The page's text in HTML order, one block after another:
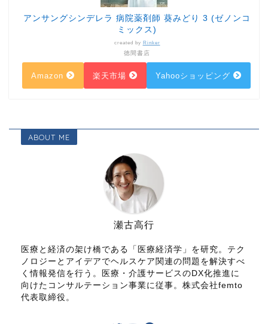
楽天市場 Yahooショッピング
ABOUT ME
瀬古高行
医療と経済の架け橋である「医療経済学」を研究。テク
ノロジーとアイデアでヘルスケア関連の問題を解決すべ
く情報発信を行う。医療・介護サービスのDX化推進に
向けたコンサルテーション事業に従事。株式会社femto